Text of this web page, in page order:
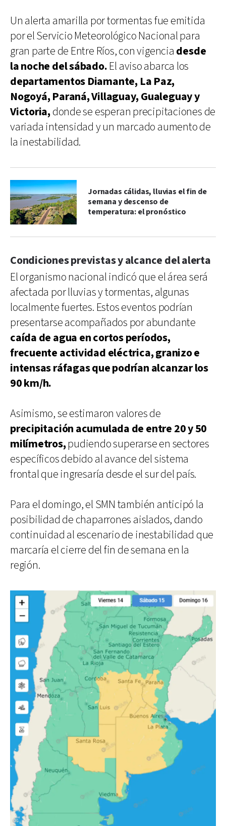
Un alerta amarilla por tormentas fue emitida
por el Servicio Meteorológico Nacional para
gran parte de Entre Ríos, con vigencia desde
la noche del sábado.El aviso abarca los
departamentos Diamante, La Paz,
Nogoyá, Paraná, Villaguay, Gualeguay y
Victoria,donde se esperan precipitaciones de
variada intensidad y un marcado aumento de
la inestabilidad.
Jornadas cálidas, lluvias el fin de
semana y descenso de
temperatura: el pronóstico
Condiciones previstas y alcance del alerta
El organismo nacional indicó que el área será
afectada por lluvias y tormentas, algunas
localmente fuertes. Estos eventos podrían
presentarse acompañados por abundante
caída de agua en cortos períodos,
frecuente actividad eléctrica, granizo e
intensas ráfagas que podrían alcanzar los
90 km/h.
Asimismo, se estimaron valores de
precipitación acumulada de entre 20 y 50
milímetros,pudiendo superarse en sectores
específicos debido al avance del sistema
frontal que ingresaría desde el sur del país.
Para el domingo, el SMN también anticipó la
posibilidad de chaparrones aislados, dando
continuidad al escenario de inestabilidad que
marcaría el cierre del fin de semana en la
región.